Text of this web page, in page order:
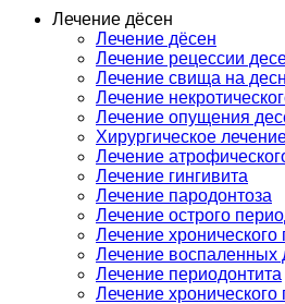
Лечение дёсен
Лечение дёсен
Лечение рецессии
Лечение свища на
Лечение
Лечение опущения
Хирургическое
Лечение
Лечение гингивита
Лечение пародонтоза
Лечение острого
Лечение хронического
Лечение воспаленных
Лечение периодонтита
Лечение хронического